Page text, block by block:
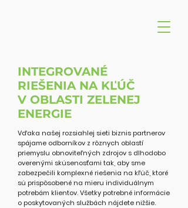
INTEGROVANÉ
RIEŠENIA NA KĽÚČ
V OBLASTI ZELENEJ
ENERGIE
Vďaka našej rozsiahlej sieti biznis partnerov
spájame odborníkov z rôznych oblastí
priemyslu obnoviteľných zdrojov s dlhodobo
overenými skúsenosťami tak, aby sme
zabezpečili komplexné riešenia na kľúč, ktoré
sú prispôsobené na mieru individuálnym
potrebám klientov. Všetky potrebné informácie
o poskytovaných službách nájdete nižšie.